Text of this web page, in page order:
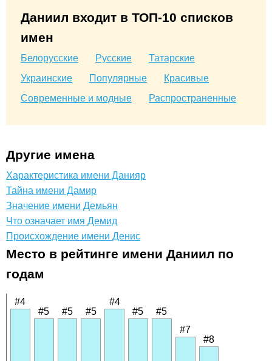
Даниил входит в ТОП-10 списков
имен
Белорусские Русские
Татарские
Украинские
Популярные
Красивые
Современные и модные
Распространенные
Другие имена
Характеристика имени Данияр
Тайна имени Дамир
Значение имени Демьян
Что означает имя Демид
Происхождение имени Денис
Место в рейтинге имени Даниил по
годам
#4
#5 #5 #5
#4
#5 #5
#7
#8